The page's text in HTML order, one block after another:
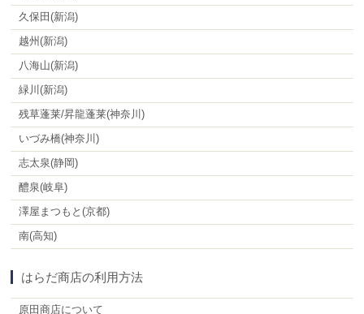
久保田(新潟)
越州(新潟)
八海山(新潟)
緑川(新潟)
残草蓬莱/昇龍蓬莱(神奈川)
いづみ橋(神奈川)
志太泉(静岡)
醴泉(岐阜)
澤屋まつもと(京都)
南(高知)
はらだ商店の利用方法
原田商店について